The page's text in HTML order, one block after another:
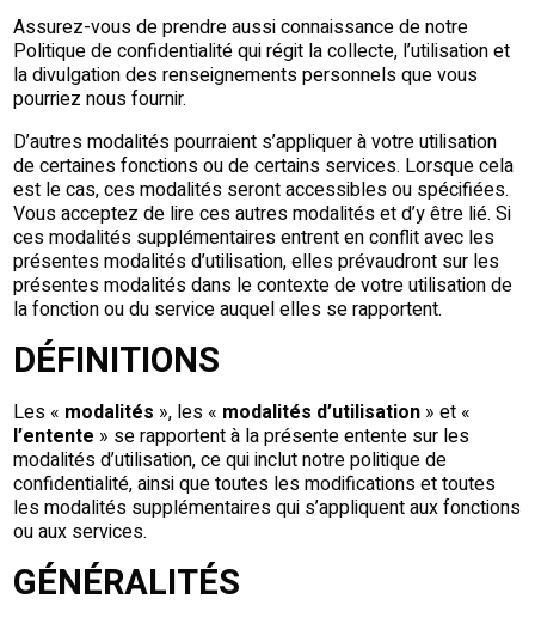
Assurez-vous de prendre aussi connaissance de notre
Politique de confidentialité qui régit la collecte, l’utilisation et
la divulgation des renseignements personnels que vous
pourriez nous fournir.
D’autres modalités pourraient s’appliquer à votre utilisation
de certaines fonctions ou de certains services. Lorsque cela
est le cas, ces modalités seront accessibles ou spécifiées.
Vous acceptez de lire ces autres modalités et d’y être lié. Si
ces modalités supplémentaires entrent en conflit avec les
présentes modalités d’utilisation, elles prévaudront sur les
présentes modalités dans le contexte de votre utilisation de
la fonction ou du service auquel elles se rapportent.
DÉFINITIONS
Les « modalités », les « modalités d’utilisation » et «
l’entente » se rapportent à la présente entente sur les
modalités d’utilisation, ce qui inclut notre politique de
confidentialité, ainsi que toutes les modifications et toutes
les modalités supplémentaires qui s’appliquent aux fonctions
ou aux services.
GÉNÉRALITÉS